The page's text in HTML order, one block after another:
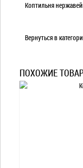
Коптильня
Вернуться в
ПОХОЖИЕ